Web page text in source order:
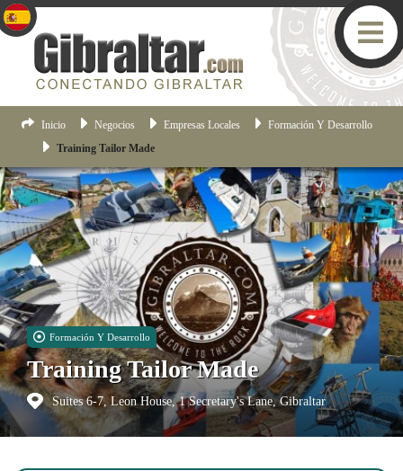
Inicio Negocios Empresas Locales
Formación Y Desarrollo
Training Tailor Made
Formación Y Desarrollo
Training Tailor Made
Suites 6-7, Leon House, 1 Secretary's Lane, Gibraltar